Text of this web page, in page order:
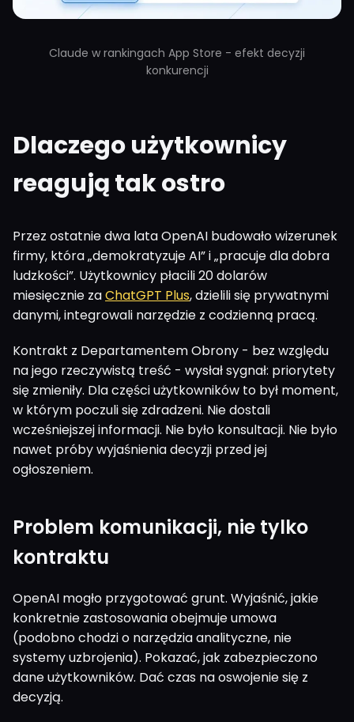
Claude w rankingach App Store - efekt decyzji
konkurencji
Dlaczego użytkownicy
reagują tak ostro
Przez ostatnie dwa lata OpenAI budowało wizerunek
firmy, która „demokratyzuje AI” i „pracuje dla dobra
ludzkości”. Użytkownicy płacili 20 dolarów
miesięcznie zaChatGPT Plus, dzielili się prywatnymi
danymi, integrowali narzędzie z codzienną pracą.
Kontrakt z Departamentem Obrony - bez względu
na jego rzeczywistą treść - wysłał sygnał: priorytety
się zmieniły. Dla części użytkowników to był moment,
w którym poczuli się zdradzeni. Nie dostali
wcześniejszej informacji. Nie było konsultacji. Nie było
nawet próby wyjaśnienia decyzji przed jej
ogłoszeniem.
Problem komunikacji, nie tylko
kontraktu
OpenAI mogło przygotować grunt. Wyjaśnić, jakie
konkretnie zastosowania obejmuje umowa
(podobno chodzi o narzędzia analityczne, nie
systemy uzbrojenia). Pokazać, jak zabezpieczono
dane użytkowników. Dać czas na oswojenie się z
decyzją.